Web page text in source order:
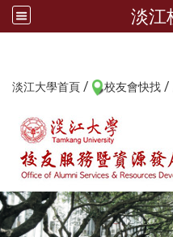
淡江
淡江大學首頁 / 校友會快找 /